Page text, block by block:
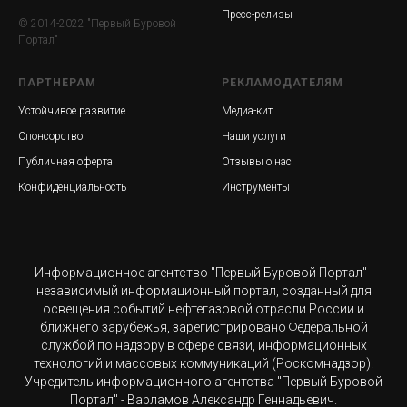
© 2014-2022 "Первый Буровой
Портал"
Пресс-релизы
ПАРТНЕРАМ
Устойчивое развитие
Спонсорство
Публичная оферта
Конфиденциальность
РЕКЛАМОДАТЕЛЯМ
Медиа-кит
Наши услуги
Отзывы о нас
Инструменты
Информационное агентство "Первый Буровой Портал" -
независимый информационный портал, созданный для
освещения событий нефтегазовой отрасли России и
ближнего зарубежья, зарегистрировано Федеральной
службой по надзору в сфере связи, информационных
технологий и массовых коммуникаций (Роскомнадзор).
Учредитель информационного агентства "Первый Буровой
Портал" - Варламов Александр Геннадьевич.